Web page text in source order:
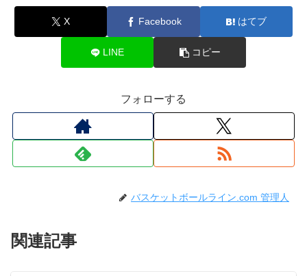
X Facebook はてブ
LINE コピー
フォローする
バスケットボールライン.com 管理人
関連記事